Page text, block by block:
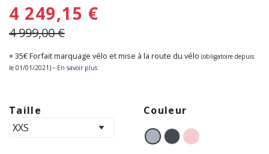
4 249,15 €
4 999,00 €
+ 35€ Forfait marquage vélo et mise à la route du vélo (obligatoire depuis
le 01/01/2021) - En savoir plus
Taille Couleur